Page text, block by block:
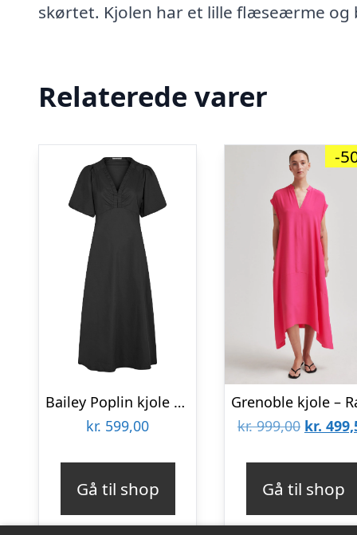
skørtet. Kjolen har et lille flæseærme og
Relaterede varer
Bailey Poplin kjole – sort
kr. 599,00
Gå til shop
-
kr.999,00 Den
var:
kr.
kr.
Gå til shop